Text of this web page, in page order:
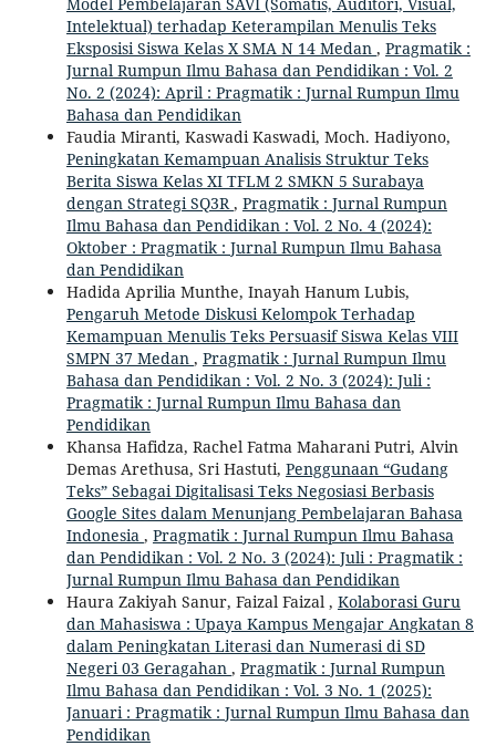
Intelektual) terhadap Keterampilan Menulis Teks
Eksposisi Siswa Kelas X SMA N 14 Medan , Pragmatik :
Jurnal Rumpun Ilmu Bahasa dan Pendidikan : Vol. 2
No. 2 (2024): April : Pragmatik : Jurnal Rumpun Ilmu
Bahasa dan Pendidikan
Faudia Miranti, Kaswadi Kaswadi, Moch. Hadiyono,
Peningkatan Kemampuan Analisis Struktur Teks
Berita Siswa Kelas XI TFLM 2 SMKN 5 Surabaya
dengan Strategi SQ3R , Pragmatik : Jurnal Rumpun
Ilmu Bahasa dan Pendidikan : Vol. 2 No. 4 (2024):
Oktober : Pragmatik : Jurnal Rumpun Ilmu Bahasa
dan Pendidikan
Hadida Aprilia Munthe, Inayah Hanum Lubis,
Pengaruh Metode Diskusi Kelompok Terhadap
Kemampuan Menulis Teks Persuasif Siswa Kelas VIII
SMPN 37 Medan , Pragmatik : Jurnal Rumpun Ilmu
Bahasa dan Pendidikan : Vol. 2 No. 3 (2024): Juli :
Pragmatik : Jurnal Rumpun Ilmu Bahasa dan
Pendidikan
Khansa Hafidza, Rachel Fatma Maharani Putri, Alvin
Demas Arethusa, Sri Hastuti, Penggunaan “Gudang
Teks” Sebagai Digitalisasi Teks Negosiasi Berbasis
Google Sites dalam Menunjang Pembelajaran Bahasa
Indonesia , Pragmatik : Jurnal Rumpun Ilmu Bahasa
dan Pendidikan : Vol. 2 No. 3 (2024): Juli : Pragmatik :
Jurnal Rumpun Ilmu Bahasa dan Pendidikan
Haura Zakiyah Sanur, Faizal Faizal , Kolaborasi Guru
dan Mahasiswa : Upaya Kampus Mengajar Angkatan 8
dalam Peningkatan Literasi dan Numerasi di SD
Negeri 03 Geragahan , Pragmatik : Jurnal Rumpun
Ilmu Bahasa dan Pendidikan : Vol. 3 No. 1 (2025):
Januari : Pragmatik : Jurnal Rumpun Ilmu Bahasa dan
Pendidikan